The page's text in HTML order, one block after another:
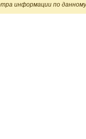
информации по данному